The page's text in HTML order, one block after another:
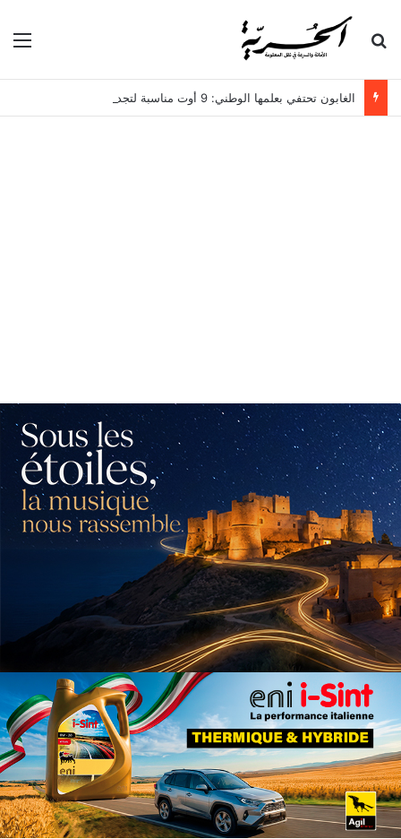
بحث عن